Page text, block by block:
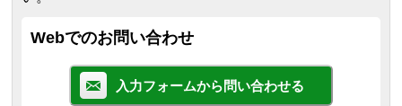
Webでのお問い合わせ
入力フォームから問い合わせる